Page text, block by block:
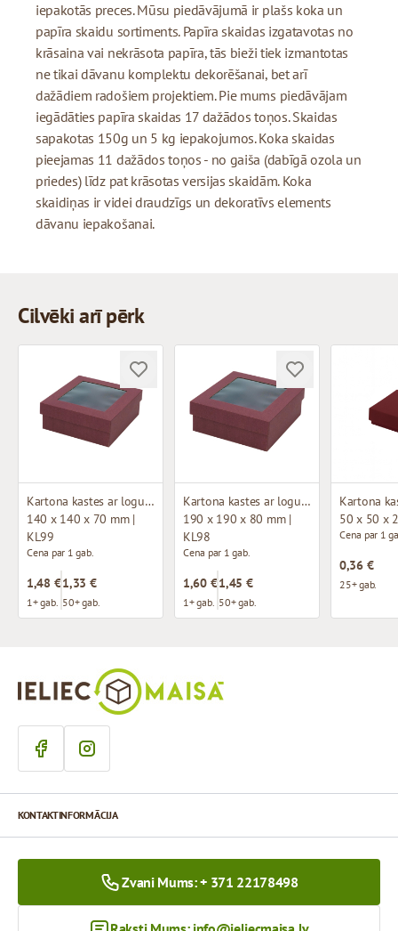
iepakotās preces. Mūsu piedāvājumā ir plašs koka un
papīra skaidu sortiments. Papīra skaidas izgatavotas no
krāsaina vai nekrāsota papīra, tās bieži tiek izmantotas
ne tikai dāvanu komplektu dekorēšanai, bet arī
dažādiem radošiem projektiem. Pie mums piedāvājam
iegādāties papīra skaidas 17 dažādos toņos. Skaidas
sapakotas 150g un 5 kg iepakojumos. Koka skaidas
pieejamas 11 dažādos toņos - no gaiša (dabīgā ozola un
priedes) līdz pat krāsotas versijas skaidām. Koka
skaidiņas ir videi draudzīgs un dekoratīvs elements
dāvanu iepakošanai.
Cilvēki arī pērk
Kartona kastes ar logu (mikrogofras)
140 x 140 x 70 mm |
KL99
Cena par 1 gab.
1,48 €
1+ gab.
1,33 €
50+ gab.
Kartona kastes ar logu (mikrogofras)
190 x 190 x 80 mm |
KL98
Cena par 1 gab.
1,60 €
1+ gab.
1,45 €
50+ gab.
50 x 50 x
Cena par 1
0,36 €
25+ gab.
KONTAKTINFORMĀCIJA
Zvani Mums: + 371 22178498